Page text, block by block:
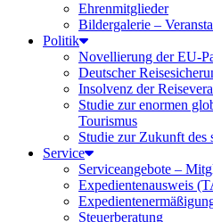
Ehrenmitglieder
Bildergalerie –
Politik
Novellierung der EU-
Deutscher
Insolvenz der
Studie zur enormen
Tourismus
Studie zur Zukunft des
Service
Serviceangebote –
Expedientenausweis
Steuerberatung